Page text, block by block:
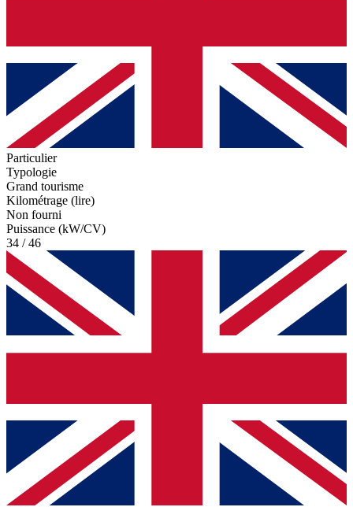
Particulier
Typologie
Grand tourisme
Kilométrage (lire)
Non fourni
Puissance (kW/CV)
34 / 46